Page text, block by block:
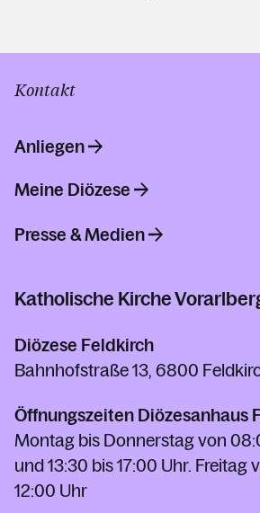
Kontakt
Anliegen
Meine Diözese
Presse & Medien
Katholische Kirche
Diözese Feldkirch
Bahnhofstraße 13, 6800
Öffnungszeiten Diözesanhaus
Montag bis Donnerstag von
und 13:30 bis 17:00 Uhr. Freitag
12:00 Uhr